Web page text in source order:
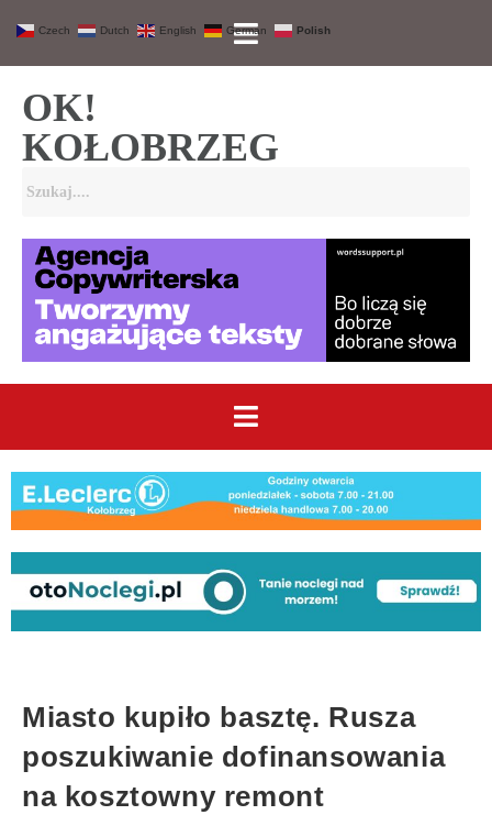
OK!
KOŁOBRZEG
Miasto kupiło basztę. Rusza
poszukiwanie dofinansowania
na kosztowny remont
Czech Dutch English German Polish